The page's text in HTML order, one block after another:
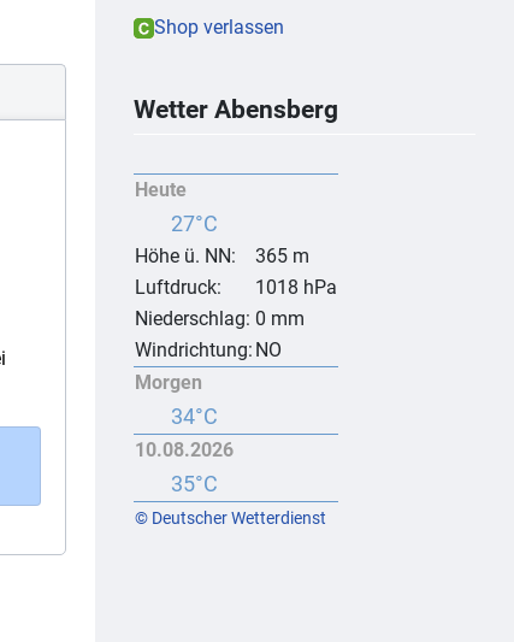
Shop verlassen
Wetter Abensberg
Heute
27°C
Höhe ü. NN:
365 m
Luftdruck:
1018 hPa
Niederschlag: 0 mm
Windrichtung: NO
Morgen
34°C
10.08.2026
35°C
© Deutscher Wetterdienst